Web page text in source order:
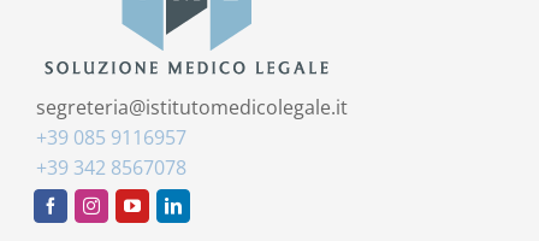
segreteria@istitutomedicolegale.it
+39 085 9116957
+39 342 8567078